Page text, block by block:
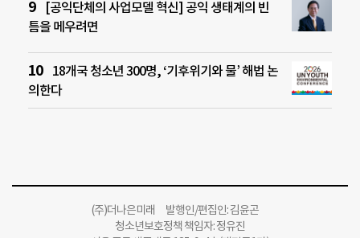
[공익단체의 사업모델 혁신] 공익 생태계의 빈
틈을 메우려면
18개국 청소년 300명, ‘기후위기와 물’ 해법 논
의한다
(주)더나은미래 발행인/편집인: 김윤곤
청소년보호정책 책임자: 정유진